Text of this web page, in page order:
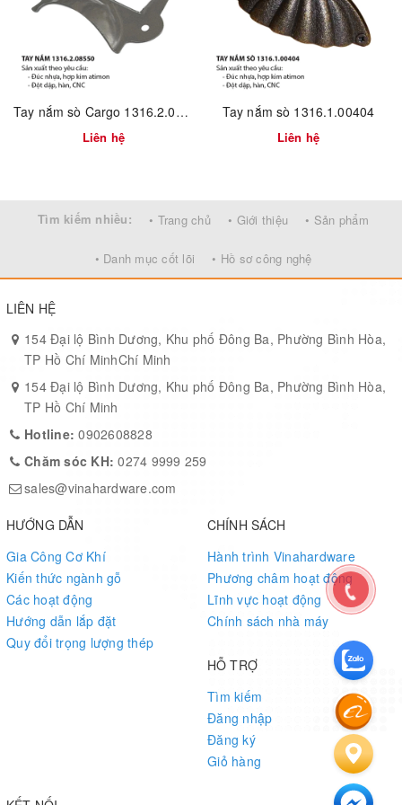
tiến độ, bảo hành hậu mãi chu đáo.
Tay nắm sò Cargo 1316.2.08550 tem nhãn
Liên hệ
Tay nắm sò 1316.1.00404
Liên hệ
Tìm kiếm nhiều: • Trang chủ • Giới thiệu • Sản phẩm
• Danh mục cốt lõi • Hồ sơ công nghệ
LIÊN HỆ
154 Đại lộ Bình Dương, Khu phố Đông Ba, Phường Bình Hòa,
TP Hồ Chí MinhChí Minh
154 Đại lộ Bình Dương, Khu phố Đông Ba, Phường Bình Hòa,
TP Hồ Chí Minh
Hotline:0902608828
Chăm sóc KH:0274 9999 259
sales@vinahardware.com
HƯỚNG DẪN
Gia Công Cơ Khí
Kiến thức ngành gỗ
Các hoạt động
Hướng dẫn lắp đặt
Quy đổi trọng lượng thép
CHÍNH SÁCH
Hành trình Vinahardware
Phương châm hoạt động
Lĩnh vực hoạt động
Chính sách nhà máy
HỖ TRỢ
Tìm kiếm
Đăng nhập
Đăng ký
Giỏ hàng